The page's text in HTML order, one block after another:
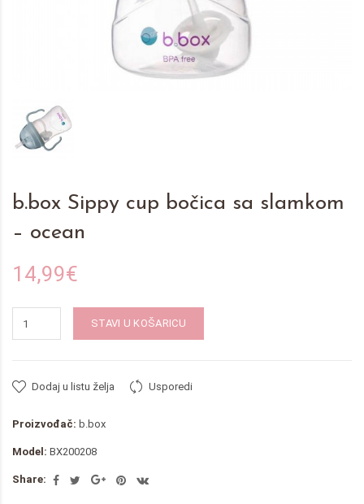
b.box Sippy cup bočica sa slamkom
– ocean
14,99€
STAVI U KOŠARICU
Dodaj u listu želja Usporedi
Proizvođač: b.box
Model: BX200208
Share: